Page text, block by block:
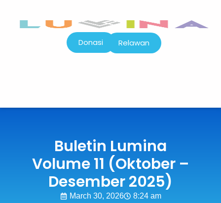
Donasi Relawan
Buletin Lumina
Volume 11 (Oktober –
Desember 2025)
March 30, 2026 8:24 am